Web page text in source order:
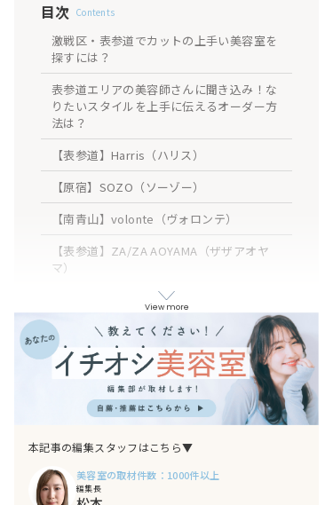
目次 Contents
激戦区・表参道でカットの上手い美容室を
探すには？
表参道エリアの美容師さんに聞き込み！な
りたいスタイルを上手に伝えるオーダー方
法は？
【表参道】Harris（ハリス）
【原宿】SOZO（ソーゾー）
【南青山】volonte（ヴォロンテ）
【表参道】ZA/ZA AOYAMA（ザザアオヤ
マ）
【表参道】TROA（トロア）
【青山】studio Teo（スタジオ テオ）
【南青山】KAINO 南青山店（カイノ ミナ
ミアオヤマテン）
【南青山】ohana 表参道（オハナ オモテ
モテサンドウ)
View more
本記事の編集スタッフはこちら▼
美容室の取材件数：1000件以上
編集長